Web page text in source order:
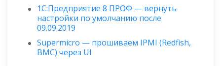
1С:Предприятие 8 ПРОФ — вернуть
настройки по умолчанию после
09.09.2019
Supermicro — прошиваем IPMI (Redfish,
BMC) через UI